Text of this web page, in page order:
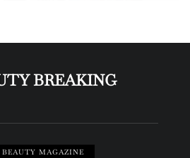
BREAKING
MAGAZINE